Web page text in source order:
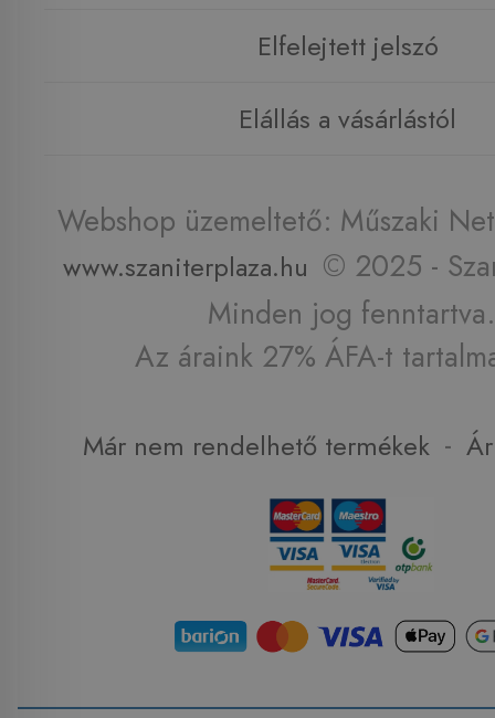
Elfelejtett jelszó
Elállás a vásárlástól
Webshop üzemeltető: Műszaki
www.szaniterplaza.hu © 2025 -
Minden jog fenntartva.
Az áraink 27% ÁFA-t
Már nem rendelhető termékek -